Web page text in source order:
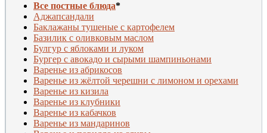
Все постные блюда*
Аджапсандали
Баклажаны тушеные с картофелем
Базилик с оливковым маслом
Булгур с яблоками и луком
Бургер с авокадо и сырыми шампиньонами
Варенье из абрикосов
Варенье из жёлтой черешни с лимоном и орехами
Варенье из кизила
Варенье из клубники
Варенье из кабачков
Варенье из мандаринов